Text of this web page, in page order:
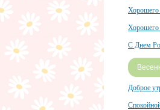
Хорошего
Хорошего
С Днем
Доброе